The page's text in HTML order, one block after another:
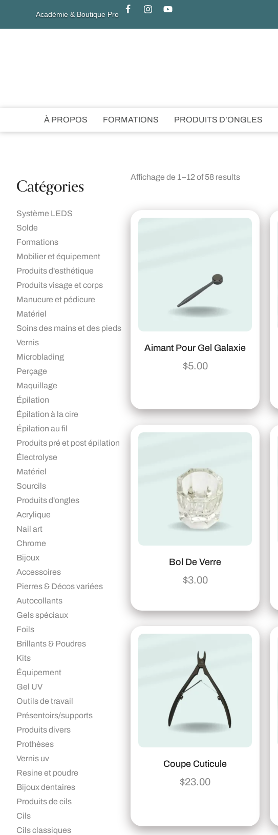
Académie & Boutique Pro
À PROPOS FORMATIONS PRODUITS D’ONGLES
Catégories
Système LEDS
Solde
Formations
Mobilier et équipement
Produits d'esthétique
Produits visage et corps
Manucure et pédicure
Matériel
Soins des mains et des pieds
Vernis
Microblading
Perçage
Maquillage
Épilation
Épilation à la cire
Épilation au fil
Produits pré et post épilation
Électrolyse
Matériel
Sourcils
Produits d'ongles
Acrylique
Nail art
Chrome
Bijoux
Accessoires
Pierres & Décos variées
Autocollants
Gels spéciaux
Foils
Brillants & Poudres
Kits
Équipement
Gel UV
Outils de travail
Présentoirs/supports
Produits divers
Prothèses
Vernis uv
Resine et poudre
Bijoux dentaires
Produits de cils
Cils
Cils classiques
Affichage de 1–12 of 58 results
Aimant Pour Gel Galaxie
$5.00
Bol De Verre
$3.00
Coupe Cuticule
$23.00